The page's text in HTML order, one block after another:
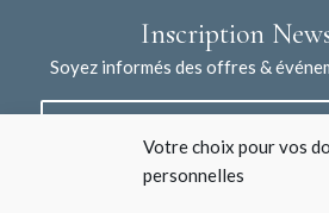
Votre choix pour vos
personnelles
Inscription
Soyez informés des offres &